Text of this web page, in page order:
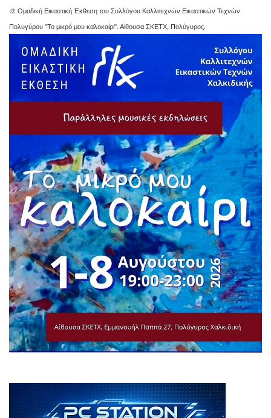
🎨 Ομαδική Εικαστική Έκθεση του Συλλόγου Καλλιτεχνών Εικαστικών Τεχνών
Πολυγύρου "Το μικρό μου καλοκαίρι". Αίθουσα ΣΚΕΤΧ, Πολύγυρος.